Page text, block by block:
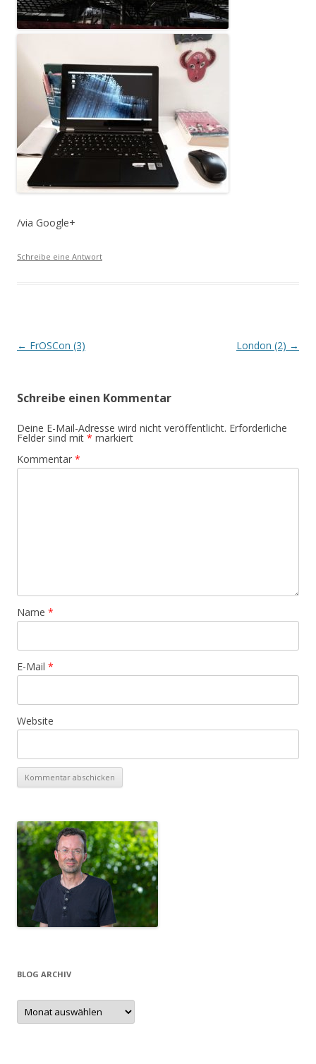
/via Google+
Schreibe eine Antwort
Beitrags-
← FrOSCon (3) London (2) →
Schreibe einen Kommentar
Deine E-Mail-Adresse wird nicht veröffentlicht. Erforderliche
Felder sind mit * markiert
Kommentar *
Name *
E-Mail *
Website
BLOG ARCHIV
Blog
Archiv